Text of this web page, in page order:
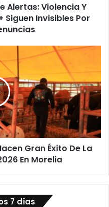
Alertas: Violencia Y
Siguen Invisibles Por
Gran Éxito De La
En Morelia
7 días